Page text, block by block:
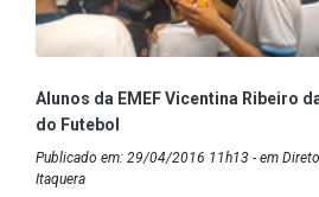
Alunos da EMEF Vicentina Ribeiro
do Futebol
Publicado em: 29/04/2016 11h13 - em
Itaquera